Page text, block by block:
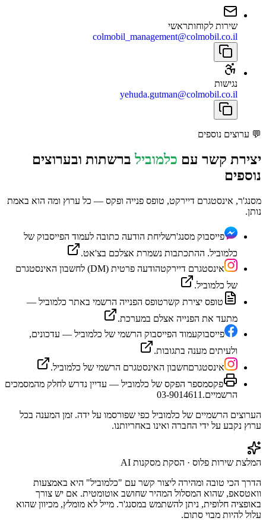
שירות לקוחותראשי
colmobil_management@colmobil.co.il
נגישות
yehuda.gutman@colmobil.co.il
💬 ערוצים נוספים
יצירת קשר עם כלמוביל ברשתות ובערוצים
נוספים
מסנג'ר, אינסטגרם דיירקט, טופס פנייה ופקס — כל ערוץ ומה הוא באמת
נותן.
פייסבוק מסנג'רשליחת הודעה כתובה לעמוד הפייסבוק של
כלמוביל. ההתכתבות נשמרת אצלכם בצ'אט.
אינסטגרם דיירקט
הודעה פרטית (DM) לחשבון האינסטגרם
של כלמוביל.
טופס יצירת קשרטופס הפנייה הרשמי באתר כלמוביל —
מתעד את הפנייה אצלם במערכת.
פייסבוקעמוד הפייסבוק הרשמי של כלמוביל — עדכונים,
ולעיתים מענה בתגובות.
אינסטגרםחשבון האינסטגרם הרשמי של כלמוביל.
פקסמספר הפקס של כלמוביל — עדיין נדרש לחלק מהמסמכים
הרשמיים. 03-9014611
הערוצים הרשמיים של כלמוביל כפי שפורסמו על ידה. זמן המענה בכל
ערוץ נקבע על ידי החברה ואינו באחריותנו.
המלצת שירות פלוס · הסקת מסקנות AI
הדרך הכי טובה ומהירה ליצור קשר עם "כלמוביל" היא באמצעות
וואטסאפ, שהוא המסלול המהיר שחושב אוטומטית. אם יש צורך
באופציה חלופית, ניתן להשתמש במסנג'ר. מייל לא מומלץ, מכיוון שהוא
עלול להיות מבוי סתום.